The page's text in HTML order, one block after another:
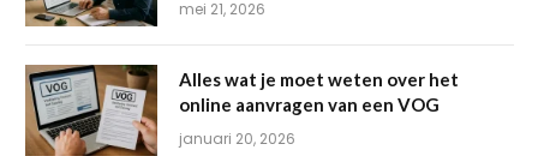
mei 21, 2026
Alles wat je moet weten over het
online aanvragen van een VOG
januari 20, 2026